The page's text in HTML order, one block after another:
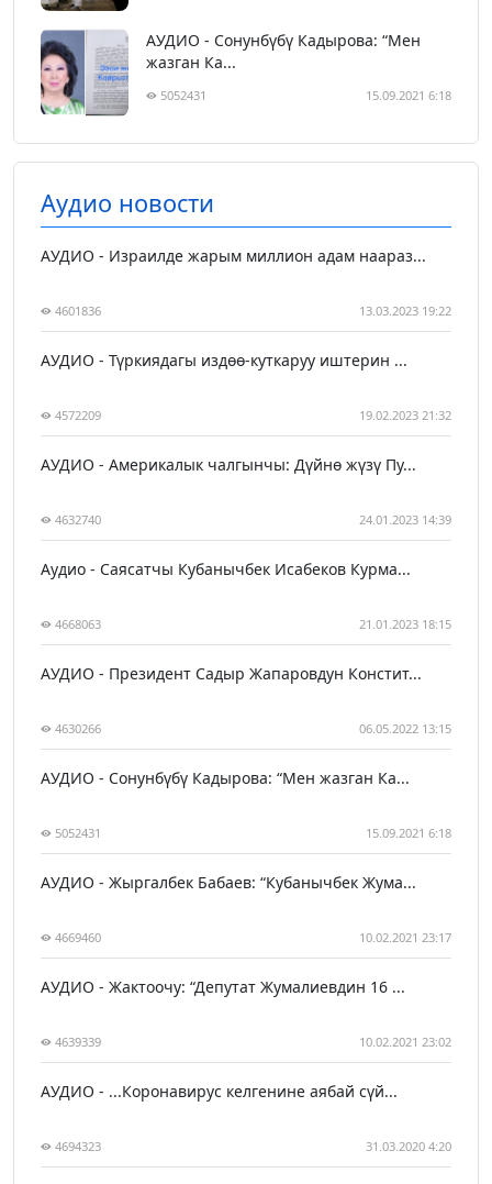
АУДИО - Сонунбүбү Кадырова: “Мен
жазган Ка...
5052431 15.09.2021 6:18
Аудио новости
АУДИО - Израилде жарым миллион адам наараз...
4601836 13.03.2023 19:22
АУДИО - Түркиядагы издөө-куткаруу иштерин ...
4572209 19.02.2023 21:32
АУДИО - Америкалык чалгынчы: Дүйнө жүзү Пу...
4632740 24.01.2023 14:39
Аудио - Саясатчы Кубанычбек Исабеков Курма...
4668063 21.01.2023 18:15
АУДИО - Президент Садыр Жапаровдун Констит...
4630266 06.05.2022 13:15
АУДИО - Сонунбүбү Кадырова: “Мен жазган Ка...
5052431 15.09.2021 6:18
АУДИО - Жыргалбек Бабаев: “Кубанычбек Жума...
4669460 10.02.2021 23:17
АУДИО - Жактоочу: “Депутат Жумалиевдин 16 ...
4639339 10.02.2021 23:02
АУДИО - ...Коронавирус келгенине аябай сүй...
4694323 31.03.2020 4:20